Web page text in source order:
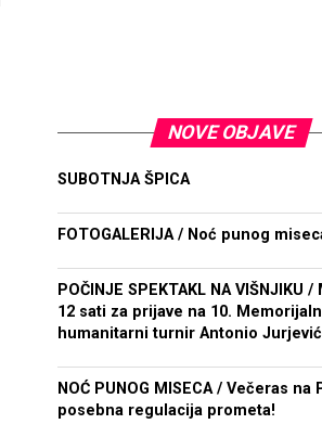
NOVE OBJAVE
SUBOTNJA ŠPICA
FOTOGALERIJA / Noć punog
POČINJE SPEKTAKL NA VIŠNJIKU
12 sati za prijave na 10.
humanitarni turnir Antonio
NOĆ PUNOG MISECA / Večeras na
posebna regulacija prometa!